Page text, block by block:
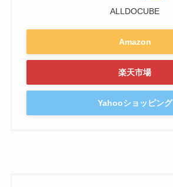
ALLDOCUBE
Amazon
楽天市場
Yahooショッピング